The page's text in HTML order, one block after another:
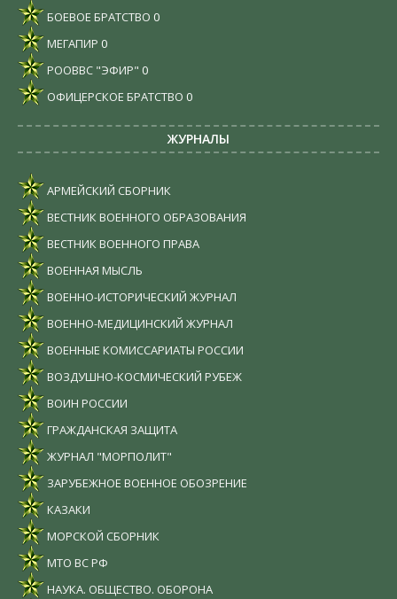
БОЕВОЕ БРАТСТВО 0
МЕГАПИР 0
РООВВС "ЭФИР" 0
ОФИЦЕРСКОЕ БРАТСТВО 0
ЖУРНАЛЫ
АРМЕЙСКИЙ СБОРНИК
ВЕСТНИК ВОЕННОГО ОБРАЗОВАНИЯ
ВЕСТНИК ВОЕННОГО ПРАВА
ВОЕННАЯ МЫСЛЬ
ВОЕННО-ИСТОРИЧЕСКИЙ ЖУРНАЛ
ВОЕННО-МЕДИЦИНСКИЙ ЖУРНАЛ
ВОЕННЫЕ КОМИССАРИАТЫ РОССИИ
ВОЗДУШНО-КОСМИЧЕСКИЙ РУБЕЖ
ВОИН РОССИИ
ГРАЖДАНСКАЯ ЗАЩИТА
ЖУРНАЛ "МОРПОЛИТ"
ЗАРУБЕЖНОЕ ВОЕННОЕ ОБОЗРЕНИЕ
КАЗАКИ
МОРСКОЙ СБОРНИК
МТО ВС РФ
НАУКА. ОБЩЕСТВО. ОБОРОНА